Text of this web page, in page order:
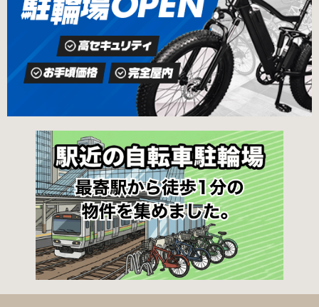
類 返還料 1,500円 自転車の鍵 身分証明証 印鑑
堺市HPはこちら 吹田市で撤去された場合 片山
保管所 住所 吹田市片山町1丁目22番 電話 06-
6872-6136 最寄駅 JR線吹田駅北口 徒歩5分 返
還の際に必要な書類 返還料 3,000円 自転車の鍵
身分証明証
1,000円／月 土居駅東自転車駐車場 屋根あり 一
般：2,000円／月 屋根あり 学生：1,800円／月
屋根あり 障害者：1,000円／月 各駐輪場で定期
利用料金が異なります。詳細は各駐輪場または
管理会社にお問い合わせください。 一時利用料
金 1日1回につき150円で利用することができま
す。 守口市HPはこちら 堺市の自転車駐輪場 利
用方法 利用登録申請書の提出 申請手続きは各自
転車駐輪場の管理事務所で行ってください。 利
用料金 登録手数料 不要です。 定期利用料金 立
体：地階・1階・2階 一般：2,090円／月 学生：
1,670円／月 減免：1,040円／月 立体：上記以
外 一般：1,570円／月 学生：1,250円／月 減
免：780円／月 平面：屋根あり 一般：1,880円
／月 学生：1,470円／月 減免：940円／月 平
面：屋根なし 一般：1,570円／月 学生：1,250
円／月 減免：780円／月 一時利用料金 1日110
円で利用することができます。 堺市HPはこちら
吹田市の自転車駐輪場 利用方法 利用登録申請書
の提出